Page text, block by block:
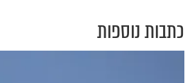
כתבות נוספות